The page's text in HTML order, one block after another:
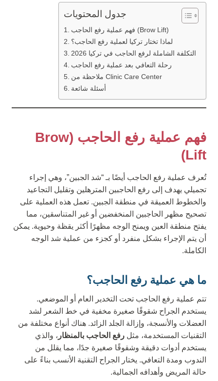
جدول المحتويات
فهم عملية رفع الحاجب (Brow Lift)
لماذا تختار تركيا لعملية رفع الحاجب؟
التكلفة الشاملة لرفع الحاجب في تركيا 2026
رحلة التعافي بعد عملية رفع الحاجب
ملاحظة من Clinic Care Center
أسئلة شائعة
فهم عملية رفع الحاجب (Brow
Lift)
تُعرف عملية رفع الحاجب أيضًا بـ “شد الجبين”، وهي إجراء
تجميلي يهدف إلى رفع الحاجبين المترهلين وتقليل التجاعيد
والخطوط العميقة في منطقة الجبين. تعمل هذه العملية على
تصحيح مظهر الحاجبين المنخفضين أو غير المتناسقين، مما
يفتح منطقة العين ويمنح الوجه مظهرًا أكثر يقظة وحيوية. يمكن
أن يتم الإجراء بشكل منفرد أو كجزء من عملية شد الوجه
الكاملة.
ما هي عملية رفع الحاجب؟
تتم عملية رفع الحاجب تحت التخدير العام أو الموضعي.
يستخدم الجراح شقوقًا صغيرة مخفية في خط الشعر لشد
العضلات والأنسجة، وإزالة الجلد الزائد. هناك أنواع مختلفة من
التقنيات المستخدمة، مثل رفع الحاجب بالمنظار ، والذي
يستخدم أدوات دقيقة وشقوقًا صغيرة جدًا، مما يقلل من
الندوب ومدة التعافي. يختار الجراح التقنية الأنسب بناءً على
حالة المريض وأهدافه الجمالية.